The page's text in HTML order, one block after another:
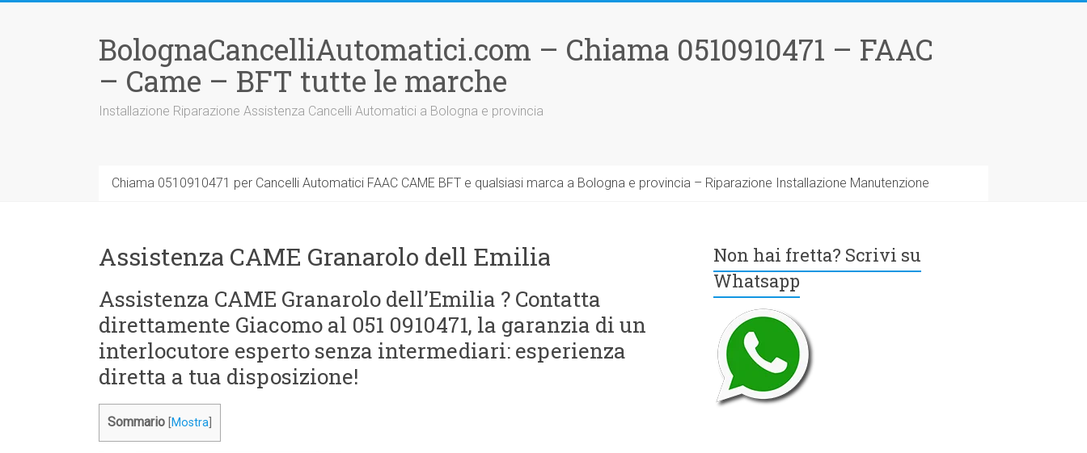
BolognaCancelliAutomatici.com – Chiama 0510910471 – FAAC
– Came – BFT tutte le marche
Installazione Riparazione Assistenza Cancelli Automatici a Bologna e provincia
Chiama 0510910471 per Cancelli Automatici FAAC CAME BFT e qualsiasi marca a Bologna e provincia – Riparazione Installazione Manutenzione
Assistenza CAME Granarolo dell Emilia
Assistenza CAME Granarolo dell’Emilia ? Contatta
direttamente Giacomo al 051 0910471, la garanzia di un
interlocutore esperto senza intermediari: esperienza
diretta a tua disposizione!
Sommario Mostra
Non hai fretta? Scrivi su
Whatsapp